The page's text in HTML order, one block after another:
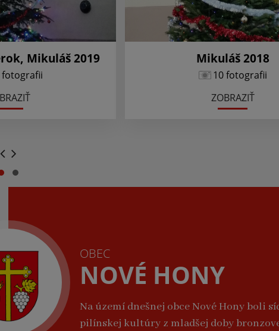
Mikuláš 2019
fotografii
Mikuláš 2018
10 fotografii
ZOBRAZIŤ
OBEC
NOVÉ HONY
Na území dnešnej obce Nové Hony boli
pilínskej kultúry z mladšej doby